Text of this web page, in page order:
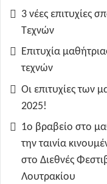
3 νέες επιτυχίες
Τεχνών
Επιτυχία
τεχνών
Οι επιτυχίες των
2025!
1ο βραβείο στο
την ταινία
στο Διεθνές
Λουτρακίου